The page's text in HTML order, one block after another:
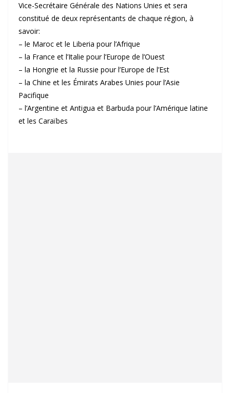
Vice-Secrétaire Générale des Nations Unies et sera
constitué de deux représentants de chaque région, à
savoir:
– le Maroc et le Liberia pour l’Afrique
– la France et l’Italie pour l’Europe de l’Ouest
– la Hongrie et la Russie pour l’Europe de l’Est
– la Chine et les Émirats Arabes Unies pour l’Asie
Pacifique
– l’Argentine et Antigua et Barbuda pour l’Amérique latine
et les Caraïbes